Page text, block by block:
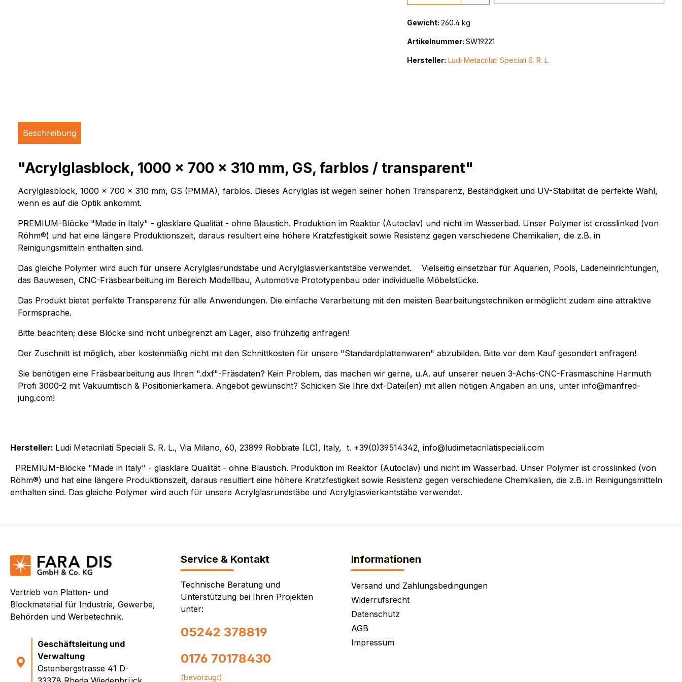
Gewicht: 260.4 kg
Artikelnummer: SW19221
Hersteller: Ludi Metacrilati Speciali S. R. L.
Beschreibung
"Acrylglasblock, 1000 x 700 x 310 mm, GS, farblos / transparent"
Acrylglasblock, 1000 x 700 x 310 mm, GS (PMMA), farblos. Dieses Acrylglas ist wegen seiner hohen Transparenz, Beständigkeit und UV-Stabilität die perfekte Wahl,
wenn es auf die Optik ankommt.
PREMIUM-Blöcke "Made in Italy" - glasklare Qualität - ohne Blaustich. Produktion im Reaktor (Autoclav) und nicht im Wasserbad. Unser Polymer ist crosslinked (von
Röhm®) und hat eine längere Produktionszeit, daraus resultiert eine höhere Kratzfestigkeit sowie Resistenz gegen verschiedene Chemikalien, die z.B. in
Reinigungsmitteln enthalten sind.
Das gleiche Polymer wird auch für unsere Acrylglasrundstäbe und Acrylglasvierkantstäbe verwendet. Vielseitig einsetzbar für Aquarien, Pools, Ladeneinrichtungen,
das Bauwesen, CNC-Fräsbearbeitung im Bereich Modellbau, Automotive Prototypenbau oder individuelle Möbelstücke.
Das Produkt bietet perfekte Transparenz für alle Anwendungen. Die einfache Verarbeitung mit den meisten Bearbeitungstechniken ermöglicht zudem eine attraktive
Formsprache.
Bitte beachten; diese Blöcke sind nicht unbegrenzt am Lager, also frühzeitig anfragen!
Der Zuschnitt ist möglich, aber kostenmäßig nicht mit den Schnittkosten für unsere "Standardplattenwaren" abzubilden. Bitte vor dem Kauf gesondert anfragen!
Sie benötigen eine Fräsbearbeitung aus Ihren ".dxf"-Fräsdaten? Kein Problem, das machen wir gerne, u.A. auf unserer neuen 3-Achs-CNC-Fräsmaschine Harmuth
Profi 3000-2 mit Vakuumtisch & Positionierkamera. Angebot gewünscht? Schicken Sie Ihre dxf-Datei(en) mit allen nötigen Angaben an uns, unter info@manfred-
jung.com!
Hersteller: Ludi Metacrilati Speciali S. R. L., Via Milano, 60, 23899 Robbiate (LC), Italy, t. +39(0)39514342, info@ludimetacrilatispeciali.com
PREMIUM-Blöcke "Made in Italy" - glasklare Qualität - ohne Blaustich. Produktion im Reaktor (Autoclav) und nicht im Wasserbad. Unser Polymer ist crosslinked (von
Röhm®) und hat eine längere Produktionszeit, daraus resultiert eine höhere Kratzfestigkeit sowie Resistenz gegen verschiedene Chemikalien, die z.B. in Reinigungsmitteln
enthalten sind. Das gleiche Polymer wird auch für unsere Acrylglasrundstäbe und Acrylglasvierkantstäbe verwendet.
Vertrieb von Platten- und
Blockmaterial für Industrie, Gewerbe,
Behörden und Werbetechnik.
Geschäftsleitung und
Verwaltung
Ostenbergstrasse 41 D-
Service & Kontakt
Technische Beratung und
Unterstützung bei Ihren Projekten
unter:
05242 378819
0176 70178430
(bevorzugt)
Informationen
Versand und Zahlungsbedingungen
Widerrufsrecht
Datenschutz
AGB
Impressum